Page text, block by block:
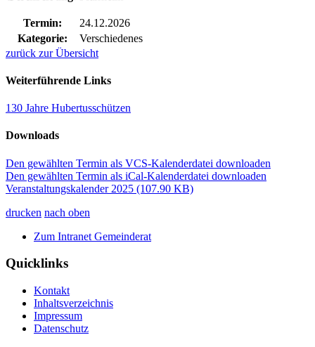
Termin:
24.12.2026
Kategorie:
Verschiedenes
zurück zur Übersicht
Weiterführende Links
130 Jahre Hubertusschützen
Downloads
Den gewählten Termin als VCS-Kalenderdatei downloaden
Den gewählten Termin als iCal-Kalenderdatei downloaden
Veranstaltungskalender 2025 (107.90 KB)
drucken nach oben
Zum Intranet Gemeinderat
Quicklinks
Kontakt
Inhaltsverzeichnis
Impressum
Datenschutz